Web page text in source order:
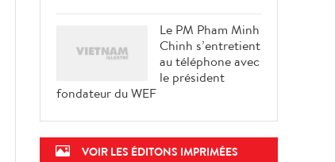
Le PM Pham Minh
Chinh s’entretient
au téléphone avec
le président
fondateur du WEF
VOIR LES ÉDITONS IMPRIMÉES